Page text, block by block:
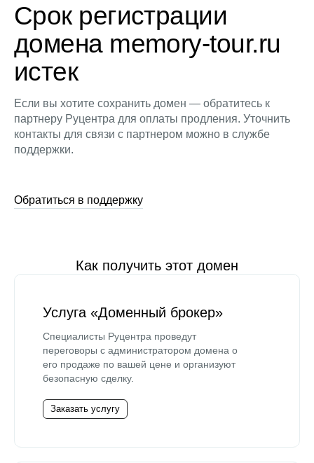
Срок регистрации
домена memory-tour.ru
истек
Если вы хотите сохранить домен — обратитесь к
партнеру Руцентра для оплаты продления. Уточнить
контакты для связи с партнером можно в службе
поддержки.
Обратиться в поддержку
Как получить этот домен
Услуга «Доменный брокер»
Специалисты Руцентра проведут
переговоры с администратором домена о
его продаже по вашей цене и организуют
безопасную сделку.
Заказать услугу